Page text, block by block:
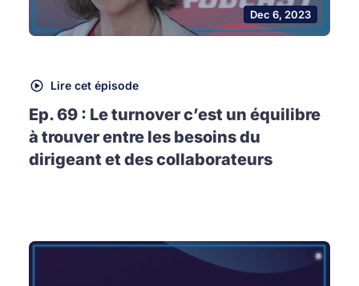
Dec 6, 2023
Lire cet épisode
Ep. 69 : Le turnover c’est un équilibre
à trouver entre les besoins du
dirigeant et des collaborateurs